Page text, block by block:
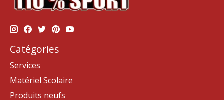
Catégories
Services
Matériel Scolaire
Produits neufs